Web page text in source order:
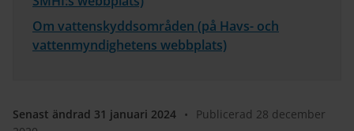
Om vattenskyddsområden (på Havs- och
vattenmyndighetens webbplats)
Senast ändrad 31 januari 2024 •
Publicerad 28 december